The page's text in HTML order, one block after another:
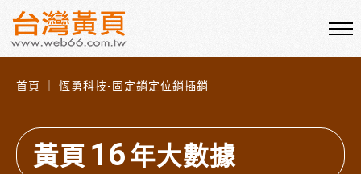
首頁 ｜ 恆勇科技-固定銷定位銷插銷
黃頁 16年大數據